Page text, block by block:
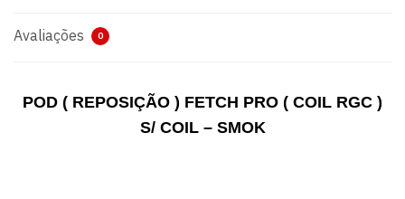
Avaliações 0
POD ( REPOSIÇÃO ) FETCH PRO ( COIL RGC )
S/ COIL – SMOK